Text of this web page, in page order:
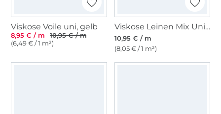
Viskose Voile uni, gelb
8,95 € / m
10,95 € / m
(6,49 € / 1 m²)
Viskose Leinen Mix Uni, terracotta
10,95 € / m
(8,05 € / 1 m²)